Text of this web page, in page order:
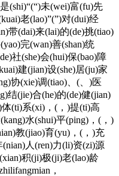
(shi)“(“)未(wei)富(fu)先
老(lao)”(”)对(dui)经
带(dai)来(lai)的(de)挑(tiao)
完(wan)善(shan)统
社(she)会(hui)保(bao)障
建(jian)设(she)居(ju)家
协(xie)调(tiao)、(、)医
结(jie)合(he)的(de)健(jian)
体(ti)系(xi)，(，)提(ti)高
水(shui)平(ping)，(，)
教(jiao)育(yu)，(，)充
人(ren)力(li)资(zi)源
积(ji)极(ji)老(lao)龄
，